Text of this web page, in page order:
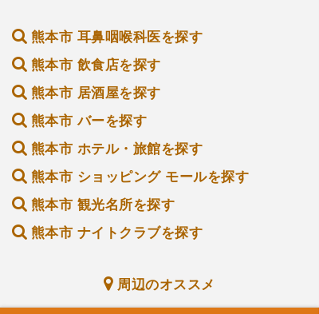
熊本市 耳鼻咽喉科医を探す
熊本市 飲食店を探す
熊本市 居酒屋を探す
熊本市 バーを探す
熊本市 ホテル・旅館を探す
熊本市 ショッピング モールを探す
熊本市 観光名所を探す
熊本市 ナイトクラブを探す
周辺のオススメ